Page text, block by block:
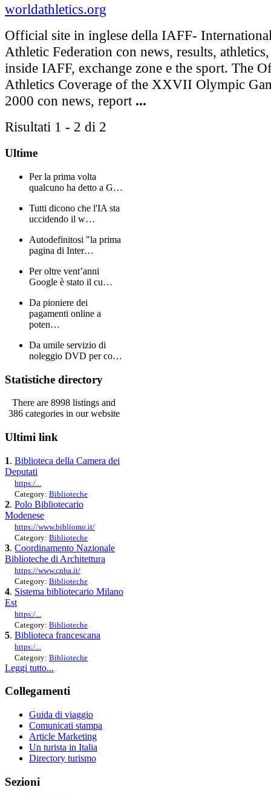
worldathletics.org
Official site in inglese della IAFF-
Athletic Federation con news, results,
inside IAFF, exchange zone e the sport. The
Athletics Coverage of the XXVII Olympic
2000 con news, report ...
Risultati 1 - 2 di 2
Ultime
Per la prima volta
qualcuno ha detto a G…
Tutti dicono che l'IA sta
uccidendo il w…
Autodefinitosi "la prima
pagina di Inter…
Per oltre vent’anni
Google è stato il cu…
Da pioniere dei
pagamenti online a
poten…
Da umile servizio di
noleggio DVD per co…
Statistiche directory
There are 8998 listings and
386 categories in our website
Ultimi link
1. Biblioteca della Camera dei
Deputati
https:/...
Category: Biblioteche
2. Polo Bibliotecario
Modenese
https://www.bibliomo.it/
Category: Biblioteche
3. Coordinamento Nazionale
Biblioteche di Architettura
https://www.cnba.it/
Category: Biblioteche
4. Sistema bibliotecario Milano
Est
https:/...
Category: Biblioteche
5. Biblioteca francescana
https:/...
Category: Biblioteche
Leggi tutto...
Collegamenti
Guida di viaggio
Comunicati stampa
Article Marketing
Un turista in Italia
Directory turismo
Sezioni